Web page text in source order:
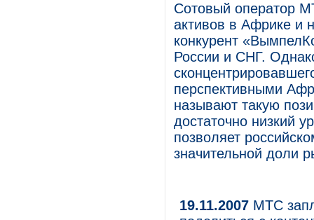
Сотовый оператор
активов в Африке и
конкурент
России и СНГ.
перспективными
называют такую
достаточно низкий
позволяет
значительной доли
19.11.2007 МТС